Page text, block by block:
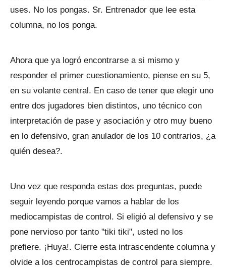
uses. No los pongas. Sr. Entrenador que lee esta
columna, no los ponga.
Ahora que ya logró encontrarse a si mismo y
responder el primer cuestionamiento, piense en su 5,
en su volante central. En caso de tener que elegir uno
entre dos jugadores bien distintos, uno técnico con
interpretación de pase y asociación y otro muy bueno
en lo defensivo, gran anulador de los 10 contrarios, ¿a
quién desea?.
Uno vez que responda estas dos preguntas, puede
seguir leyendo porque vamos a hablar de los
mediocampistas de control. Si eligió al defensivo y se
pone nervioso por tanto "tiki tiki", usted no los
prefiere. ¡Huya!. Cierre esta intrascendente columna y
olvide a los centrocampistas de control para siempre.